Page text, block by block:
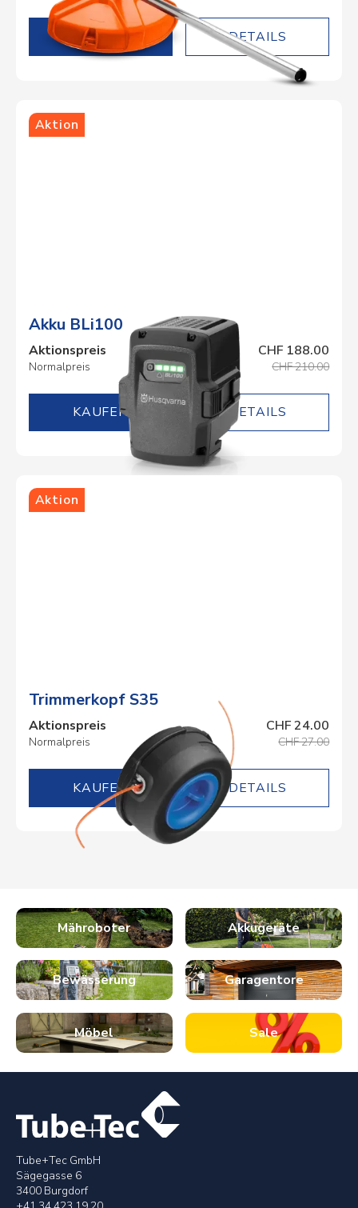
DETAILS
Aktion
Akku BLi100
Aktionspreis CHF 188.00
Normalpreis CHF 210.00
DETAILS
Aktion
Trimmerkopf S35
Aktionspreis CHF 24.00
Normalpreis CHF 27.00
DETAILS
Mähroboter Akkugeräte
Bewässerung Garagentore
Möbel Sale
Tube+Tec GmbH
Sägegasse 6
3400 Burgdorf